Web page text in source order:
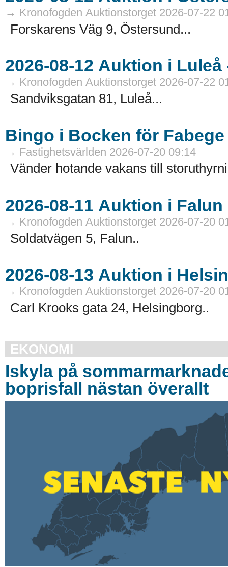
→ Kronofogden Auktionstorget 2026-07-22
Forskarens Väg 9, Östersund...
→ Kronofogden Auktionstorget 2026-07-22
Sandviksgatan 81, Luleå...
Bingo i Bocken för Fabege
→ Fastighetsvärlden 2026-07-20 09:14
Vänder hotande vakans till
→ Kronofogden Auktionstorget 2026-07-20
Soldatvägen 5, Falun..
→ Kronofogden Auktionstorget 2026-07-20
Carl Krooks gata 24, Helsingborg..
EKONOMI
Iskyla på
boprisfall nästan överallt